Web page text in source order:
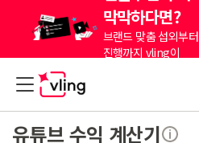
막막하다면?
브랜드 맞춤 섭외부터
진행까지 vling이
유튜브 수익 계산기